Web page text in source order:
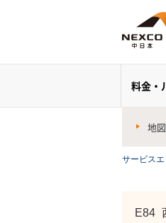
料金・
地
サービス
E84